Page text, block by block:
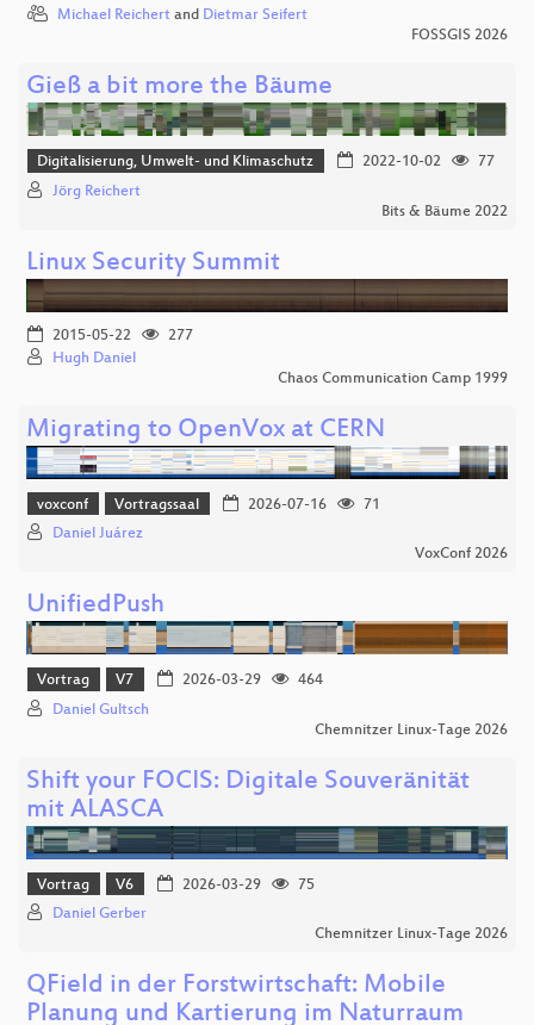
Michael Reichert and Dietmar Seifert
FOSSGIS 2026
Gieß a bit more the Bäume
Digitalisierung, Umwelt- und Klimaschutz 2022-10-02
77
Jörg Reichert
Bits & Bäume 2022
Linux Security Summit
2015-05-22
277
Hugh Daniel
Chaos Communication Camp 1999
Migrating to OpenVox at CERN
voxconf Vortragssaal 2026-07-16
71
Daniel Juárez
VoxConf 2026
UnifiedPush
Vortrag V7 2026-03-29
464
Daniel Gultsch
Chemnitzer Linux-Tage 2026
Shift your FOCIS: Digitale Souveränität
mit ALASCA
Vortrag V6 2026-03-29
75
Daniel Gerber
Chemnitzer Linux-Tage 2026
QField in der Forstwirtschaft: Mobile
Planung und Kartierung im Naturraum